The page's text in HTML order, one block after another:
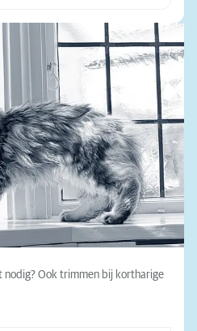
nodig? Ook trimmen bij kortharige